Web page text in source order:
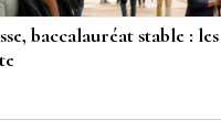
baccalauréat stable :